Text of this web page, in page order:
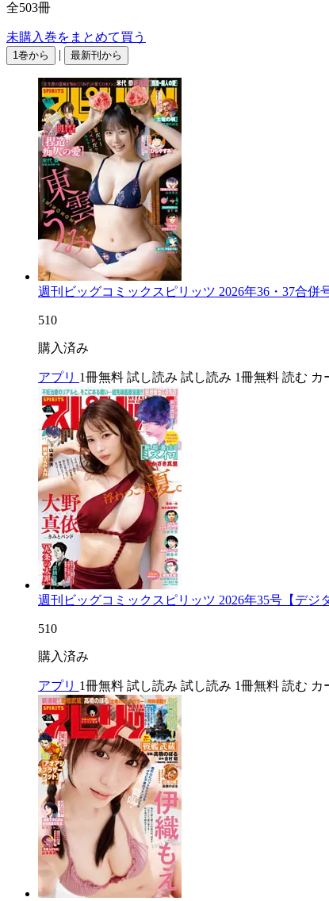
全503冊
未購入巻をまとめて買う
1巻から | 最新刊から
週刊ビッグコミックスピリッツ 2026年36・37合
510
購入済み
アプリ 1冊無料 試し読み 試し読み 1冊無料 読む カ
週刊ビッグコミックスピリッツ 2026年35号【デ
510
購入済み
アプリ 1冊無料 試し読み 試し読み 1冊無料 読む カ